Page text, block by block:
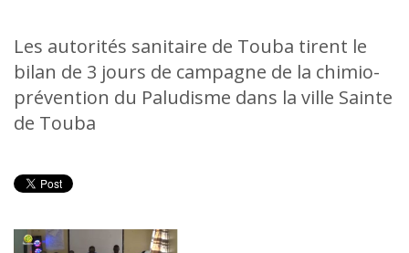
Les autorités sanitaire de Touba tirent le
bilan de 3 jours de campagne de la chimio-
prévention du Paludisme dans la ville Sainte
de Touba